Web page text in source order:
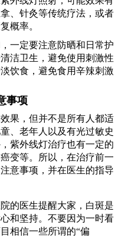
、针灸等传统疗法，或者
概率。
，一定要注意防晒和日常护
洁卫生，避免使用刺激性
饮食，避免食用辛辣刺激
事项
果，但并不是所有人都适
、老年人以及有光过敏史
紫外线灯治疗也有一定的
变等。所以，在治疗前一
意事项，并在医生的指导
的医生提醒大家，白斑是
和坚持。不要因为一时看
相信一些所谓的“偏